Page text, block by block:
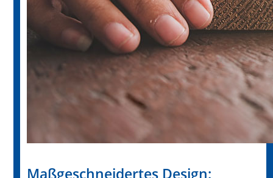
Maßgeschneidertes Design: